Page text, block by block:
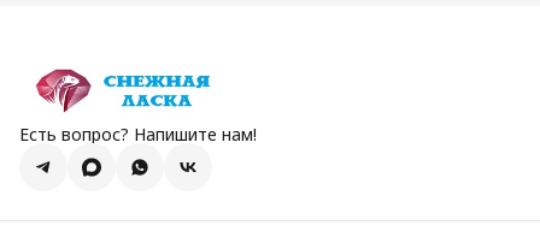
Есть вопрос? Напишите нам!